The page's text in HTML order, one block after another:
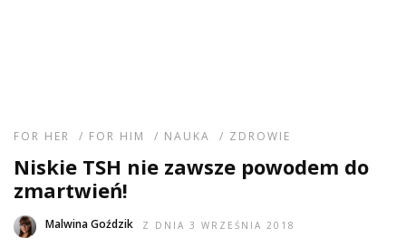
FOR HER / FOR HIM / NAUKA / ZDROWIE
Niskie TSH nie zawsze powodem do
zmartwień!
Malwina Goździk Z DNIA 3 WRZEŚNIA 2018